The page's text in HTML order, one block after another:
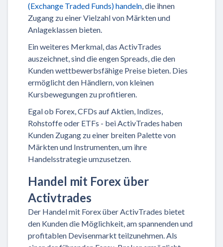
(Exchange Traded Funds) handeln , die ihnen
Zugang zu einer Vielzahl von Märkten und
Anlageklassen bieten.
Ein weiteres Merkmal, das ActivTrades
auszeichnet, sind die engen Spreads, die den
Kunden wettbewerbsfähige Preise bieten. Dies
ermöglicht den Händlern, von kleinen
Kursbewegungen zu profitieren.
Egal ob Forex, CFDs auf Aktien, Indizes,
Rohstoffe oder ETFs - bei ActivTrades haben
Kunden Zugang zu einer breiten Palette von
Märkten und Instrumenten, um ihre
Handelsstrategie umzusetzen.
Handel mit Forex über
Activtrades
Der Handel mit Forex über ActivTrades bietet
den Kunden die Möglichkeit, am spannenden und
profitablen Devisenmarkt teilzunehmen. Als